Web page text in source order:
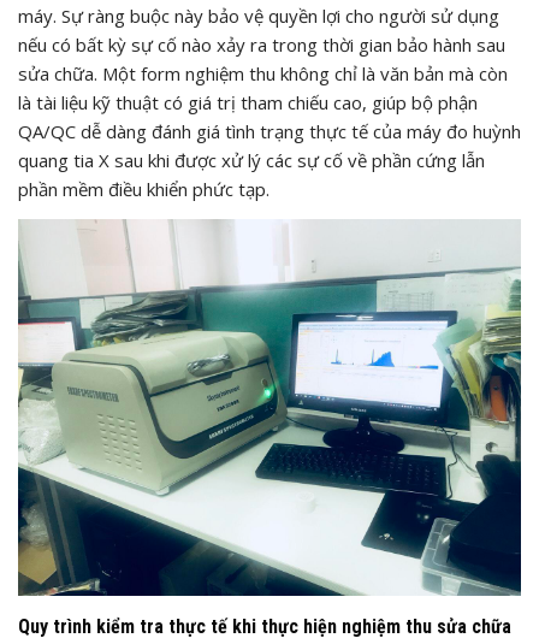
máy. Sự ràng buộc này bảo vệ quyền lợi cho người sử dụng
nếu có bất kỳ sự cố nào xảy ra trong thời gian bảo hành sau
sửa chữa. Một form nghiệm thu không chỉ là văn bản mà còn
là tài liệu kỹ thuật có giá trị tham chiếu cao, giúp bộ phận
QA/QC dễ dàng đánh giá tình trạng thực tế của máy đo huỳnh
quang tia X sau khi được xử lý các sự cố về phần cứng lẫn
phần mềm điều khiển phức tạp.
Quy trình kiểm tra thực tế khi thực hiện nghiệm thu sửa chữa